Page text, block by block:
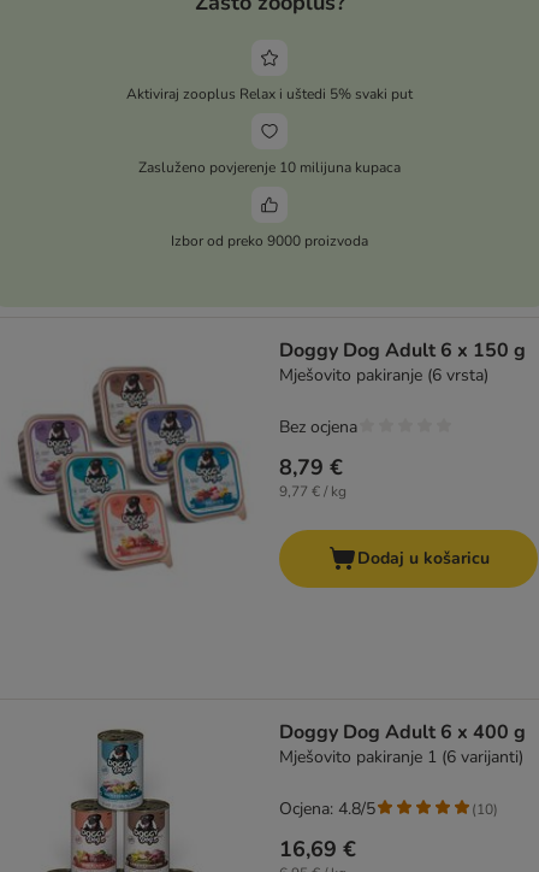
Aktiviraj zooplus Relax i uštedi 5% svaki put
Zasluženo povjerenje 10 milijuna kupaca
Izbor od preko 9000 proizvoda
Doggy Dog Adult 6 x 150 g
Mješovito pakiranje (6 vrsta)
8,79 €
9,77 € / kg
Bez ocjena
Dodaj u košaricu
Doggy Dog Adult 6 x 400 g
Mješovito pakiranje 1 (6 varijanti)
16,69 €
Ocjena: 4.8/5 (10)